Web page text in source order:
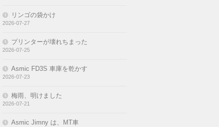
リンゴの袋かけ
2026-07-27
プリンターが壊れちまった
2026-07-25
Asmic FD3S 車庫を乾かす
2026-07-23
梅雨、明けました
2026-07-21
Asmic Jimny は、MT車